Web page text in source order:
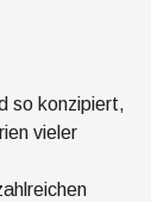
so konzipiert,
vieler